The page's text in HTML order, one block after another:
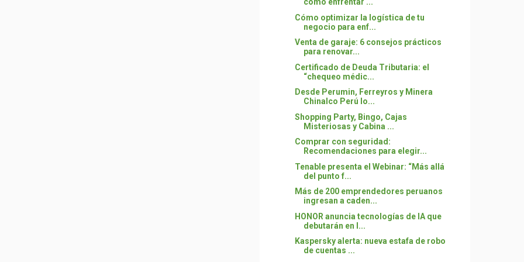
Cómo optimizar la logística de tu
negocio para enf...
Venta de garaje: 6 consejos prácticos
para renovar...
Certificado de Deuda Tributaria: el
“chequeo médic...
Desde Perumin, Ferreyros y Minera
Chinalco Perú lo...
Shopping Party, Bingo, Cajas
Misteriosas y Cabina ...
Comprar con seguridad:
Recomendaciones para elegir...
Tenable presenta el Webinar: “Más allá
del punto f...
Más de 200 emprendedores peruanos
ingresan a caden...
HONOR anuncia tecnologías de IA que
debutarán en l...
Kaspersky alerta: nueva estafa de robo
de cuentas ...